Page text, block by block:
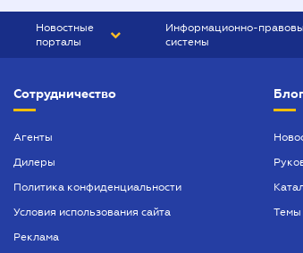
Новостные
порталы
БИЗНЕС
Информационно-
системы
БУХГАЛТЕР ПРОФ
ЮРИСТ ПРОФ
Сотрудничество
Агенты
Дилеры
Политика конфиденциальности
Условия использования сайта
Реклама
Темы